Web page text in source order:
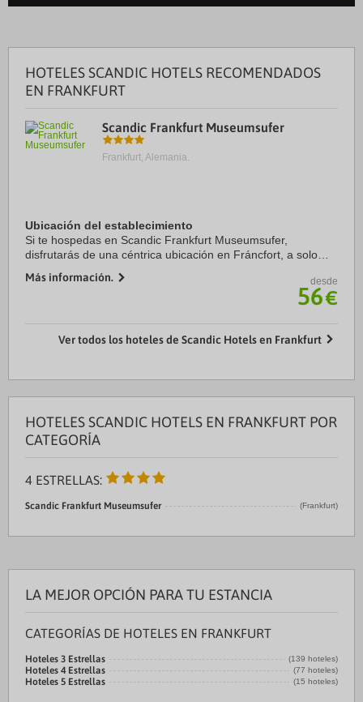
HOTELES SCANDIC HOTELS RECOMENDADOS
EN FRANKFURT
Scandic Frankfurt Museumsufer
Frankfurt, Alemania.
Ubicación del establecimiento
Si te hospedas en Scandic Frankfurt Museumsufer,
disfrutarás de una céntrica ubicación en Fráncfort, a solo
Museo de Städel. Además, este hotel se ...
Más información. desde
56€
Ver todos los hoteles de Scandic Hotels en Frankfurt
HOTELES SCANDIC HOTELS EN FRANKFURT POR
CATEGORÍA
4 ESTRELLAS:
Scandic Frankfurt Museumsufer (Frankfurt)
LA MEJOR OPCIÓN PARA TU ESTANCIA
CATEGORÍAS DE HOTELES EN FRANKFURT
Hoteles 3 Estrellas (139 hoteles)
Hoteles 4 Estrellas (77 hoteles)
Hoteles 5 Estrellas (15 hoteles)